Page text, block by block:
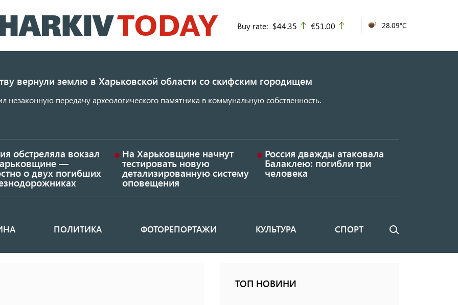
к
основному
Buy rate: $44.35 up
€51.00 28.09°C
вернули землю в Харьковской области со скифским городищем
незаконную передачу археологического памятника в коммунальную собственность.
обстреляла вокзал
—
о двух погибших
На Харьковщине начнут
тестировать новую
детализированную систему
оповещения
Россия дважды атаковала
Балаклею: погибли три
человека
ПОЛИТИКА ФОТОРЕПОРТАЖИ КУЛЬТУРА СПОРТ Поиск
ТОП НОВИНИ